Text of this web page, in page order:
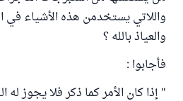
واللاتي يستخدمن هذه الأشياء في
والعياذ بالله ؟
فأجابوا :
" إذا كان الأمر كما ذكر فلا يجوز له